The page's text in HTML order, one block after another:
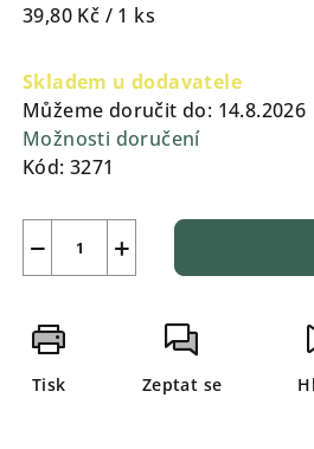
Měrná
39,80 Kč / 1 ks
Skladem u dodavatele
Můžeme doručit do: 14.8.2026
Možnosti doručení
Kód: 3271
+
−
Tisk Zeptat se